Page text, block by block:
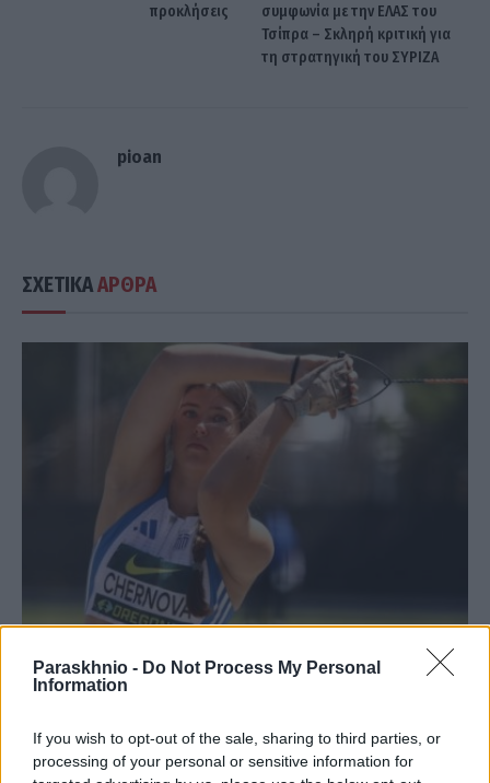
Paraskhnio - Do Not Process My Personal
Information
If you wish to opt-out of the sale, sharing to third parties, or
processing of your personal or sensitive information for
προκλήσεις
συμφωνία με την ΕΛΑΣ του
Τσίπρα – Σκληρή κριτική για
τη στρατηγική του ΣΥΡΙΖΑ
pioan
ΣΧΕΤΙΚΑΑΡΘΡΑ
ΑΘΛΗΤΙΣΜΌΣ
ΑΝΑΡΤΗΘΗΚΕ ΑΠΟΕΛΕΑΝΑ ΖΑΜΠΑΡΑ 10 ΑΥΓΟΎΣΤΟΥ 2026